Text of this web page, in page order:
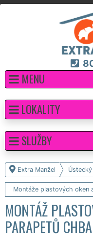
MENU
Extra Manžel
Montáže plastových oken
MONTÁŽ
PARAPETŮ
LOKALITY
SLUŽBY